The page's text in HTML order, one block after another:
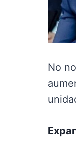
No